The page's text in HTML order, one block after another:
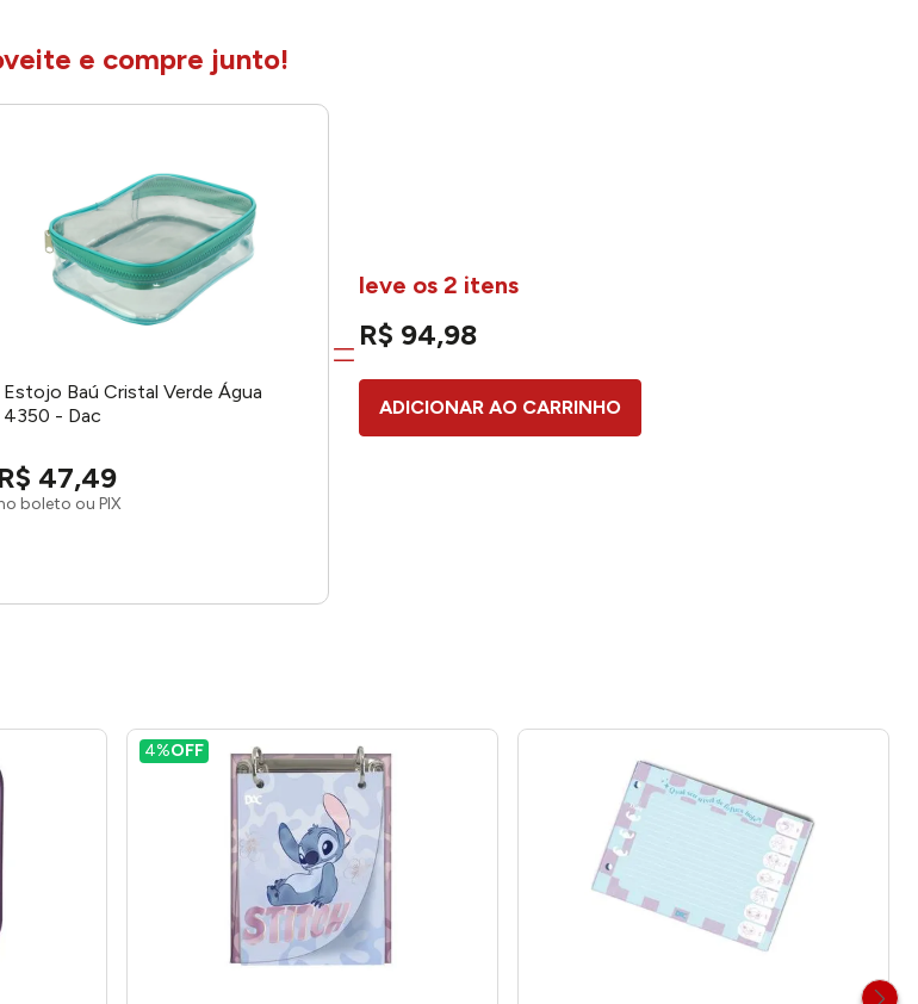
e compre junto!
Estojo Baú Cristal Verde Água
4350 - Dac
R$ 47,49
boleto ou PIX
leve os 2 itens
R$ 94,98
ADICIONAR AO CARRINHO
4%OFF